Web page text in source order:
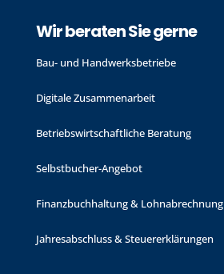
Wir beraten Sie gerne
Bau- und Handwerks­betriebe
Digitale Zusammenarbeit
Betriebswirtschaftliche Beratung
Selbstbucher-Angebot
Finanzbuchhaltung & Lohnabrechnung
Jahres­abschluss & Steuer­erklärungen